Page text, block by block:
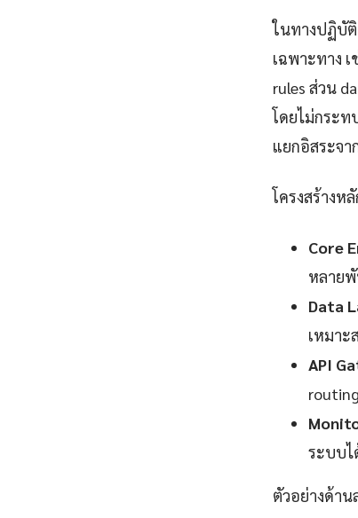
ในทางปฏิบั
เฉพาะทาง
rules ส่วน
โดยไม่กระท
แยกอิสระจา
โครงสร้างห
Core
หลาย
Data
เหมาะ
API
routing
ระบบ
ตัวอย่างด้า